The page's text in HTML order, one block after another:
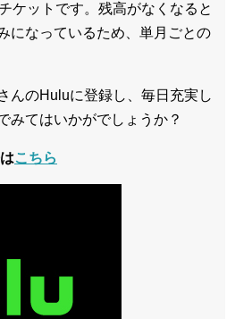
ケットです。残高がなくなると
になっているため、単月ごとの
んのHuluに登録し、毎日充実し
みてはいかがでしょうか？
こちら